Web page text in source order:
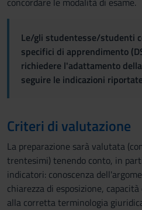
Le/gli studentesse/studenti
specifici di apprendimento
richiedere l'adattamento
seguire le indicazioni
Criteri di valutazione
La preparazione sarà valutata
trentesimi) tenendo conto, in
indicatori: conoscenza
chiarezza di esposizione,
alla corretta terminologia